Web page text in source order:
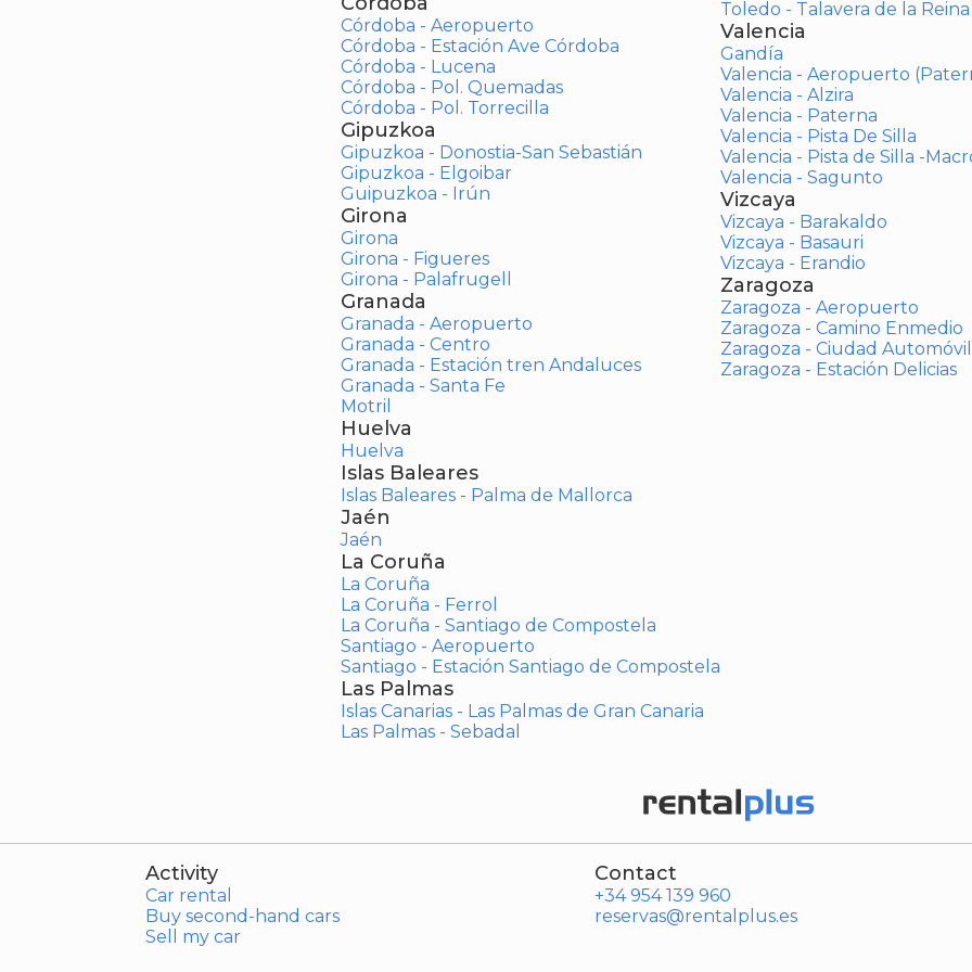
Córdoba - Aeropuerto
Córdoba - Estación Ave Córdoba
Córdoba - Lucena
Córdoba - Pol. Quemadas
Córdoba - Pol. Torrecilla
Gipuzkoa
Gipuzkoa - Donostia-San Sebastián
Gipuzkoa - Elgoibar
Guipuzkoa - Irún
Girona
Girona
Girona - Figueres
Girona - Palafrugell
Granada
Granada - Aeropuerto
Granada - Centro
Granada - Estación tren Andaluces
Granada - Santa Fe
Motril
Huelva
Huelva
Islas Baleares
Islas Baleares - Palma de Mallorca
Jaén
Jaén
La Coruña
La Coruña
La Coruña - Ferrol
La Coruña - Santiago de Compostela
Santiago - Aeropuerto
Santiago - Estación Santiago de Compostela
Las Palmas
Islas Canarias - Las Palmas de Gran Canaria
Las Palmas - Sebadal
Toledo - Talavera de la Reina
Valencia
Gandía
Valencia - Aeropuerto
Valencia - Alzira
Valencia - Paterna
Valencia - Pista De Silla
Valencia - Pista de Silla -
Valencia - Sagunto
Vizcaya
Vizcaya - Barakaldo
Vizcaya - Basauri
Vizcaya - Erandio
Zaragoza
Zaragoza - Aeropuerto
Zaragoza - Camino Enmedio
Zaragoza - Ciudad Automóvil
Zaragoza - Estación Delicias
Activity
Car rental
Buy second-hand cars
Sell my car
Contact
+34 954 139 960
reservas@rentalplus.es